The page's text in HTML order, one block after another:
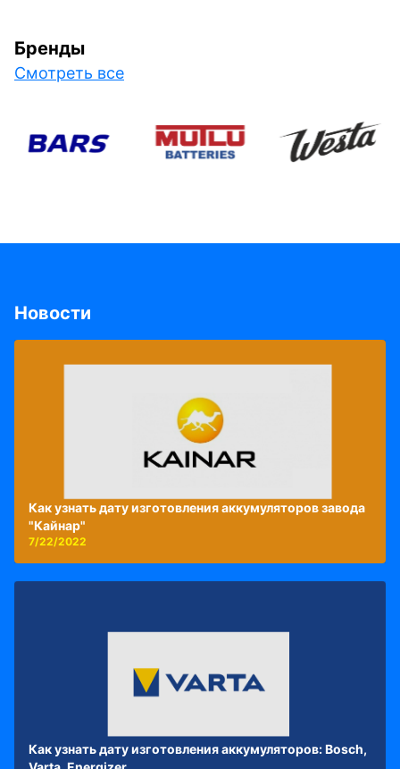
Бренды
Смотреть все
Новости
Как узнать дату изготовления аккумуляторов завода
"Кайнар"
7/22/2022
Как узнать дату изготовления аккумуляторов: Bosch,